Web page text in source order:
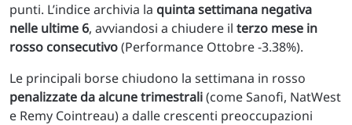
punti. L’indice archivia la quinta settimana negativa
nelle ultime 6, avviandosi a chiudere il terzo mese in
rosso consecutivo(Performance Ottobre -3.38%).
Le principali borse chiudono la settimana in rosso
penalizzate da alcune trimestrali(come Sanofi, NatWest
e Remy Cointreau) a dalle crescenti preoccupazioni